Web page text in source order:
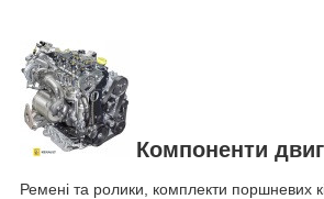
Компоненти
Ремені та ролики, комплекти поршневих